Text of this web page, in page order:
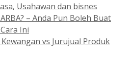
, Usahawan dan bisnes
– Anda Pun Boleh Buat
Ini
vs Jurujual Produk